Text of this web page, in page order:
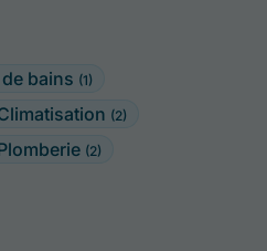
bains (1)
(2)
(2)